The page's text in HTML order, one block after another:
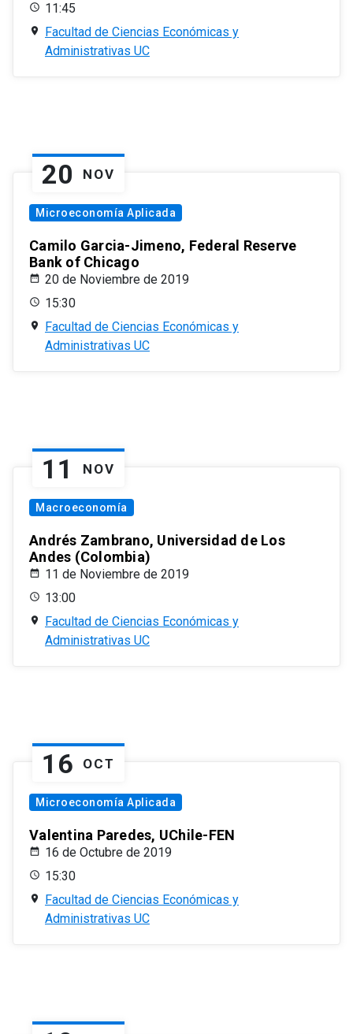
11:45
Facultad de Ciencias Económicas y
Administrativas UC
20 NOV
Microeconomía Aplicada
Camilo Garcia-Jimeno, Federal Reserve
Bank of Chicago
20 de Noviembre de 2019
15:30
Facultad de Ciencias Económicas y
Administrativas UC
11 NOV
Macroeconomía
Andrés Zambrano, Universidad de Los
Andes (Colombia)
11 de Noviembre de 2019
13:00
Facultad de Ciencias Económicas y
Administrativas UC
16 OCT
Microeconomía Aplicada
Valentina Paredes, UChile-FEN
16 de Octubre de 2019
15:30
Facultad de Ciencias Económicas y
Administrativas UC